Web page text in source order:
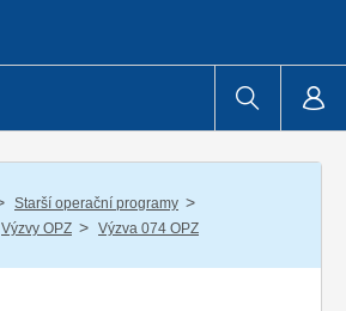
Starší operační programy /
Výzvy OPZ / Výzva 074 OPZ